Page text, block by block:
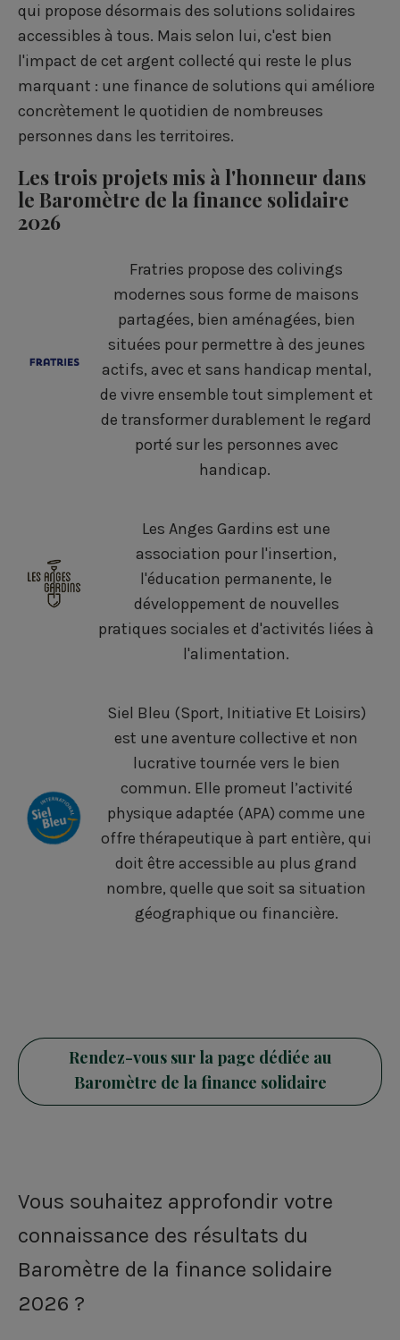
qui propose désormais des solutions solidaires
accessibles à tous. Mais selon lui, c'est bien
l'impact de cet argent collecté qui reste le plus
marquant : une finance de solutions qui améliore
concrètement le quotidien de nombreuses
personnes dans les territoires.
Les trois projets mis à l'honneur dans
le Baromètre de la finance solidaire
2026
Fratries propose des colivings
modernes sous forme de maisons
partagées, bien aménagées, bien
situées pour permettre à des jeunes
actifs, avec et sans handicap mental,
de vivre ensemble tout simplement et
de transformer durablement le regard
porté sur les personnes avec
handicap.
Les Anges Gardins est une
association pour l'insertion,
l'éducation permanente, le
développement de nouvelles
pratiques sociales et d'activités liées à
l'alimentation.
Siel Bleu (Sport, Initiative Et Loisirs)
est une aventure collective et non
lucrative tournée vers le bien
commun. Elle promeut l’activité
physique adaptée (APA) comme une
offre thérapeutique à part entière, qui
doit être accessible au plus grand
nombre, quelle que soit sa situation
géographique ou financière.
Rendez-vous sur la page dédiée au
Baromètre de la finance solidaire
Vous souhaitez approfondir votre
connaissance des résultats du
Baromètre de la finance solidaire
2026 ?